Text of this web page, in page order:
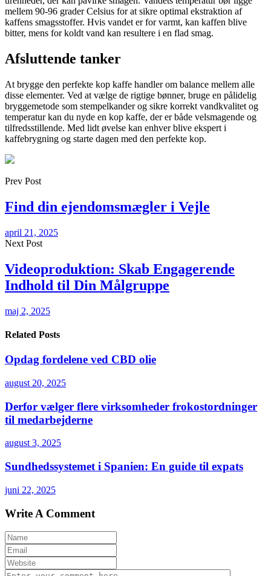
mellem 90-96 grader Celsius for at sikre optimal ekstraktion af
kaffens smagsstoffer. Hvis vandet er for varmt, kan kaffen blive
bitter, mens for koldt vand kan resultere i en flad smag.
Afsluttende tanker
At brygge den perfekte kop kaffe handler om balance mellem alle
disse elementer. Ved at vælge de rigtige bønner, bruge en pålidelig
bryggemetode som stempelkander og sikre korrekt vandkvalitet og
temperatur kan du nyde en kop kaffe, der er både velsmagende og
tilfredsstillende. Med lidt øvelse kan enhver blive ekspert i
kaffebrygning og starte dagen med den perfekte kop.
Prev Post
Find din ejendomsmægler i Vejle
april 21, 2025
Next Post
Videoproduktion: Skab Engagerende
Indhold til Din Målgruppe
maj 2, 2025
Related Posts
Opdag fordelene ved CBD olie
august 20, 2025
Derfor vælger flere virksomheder frokostordninger
til medarbejderne
august 3, 2025
Sundhedssystemet i Spanien: En guide til expats
juni 22, 2025
Write A Comment